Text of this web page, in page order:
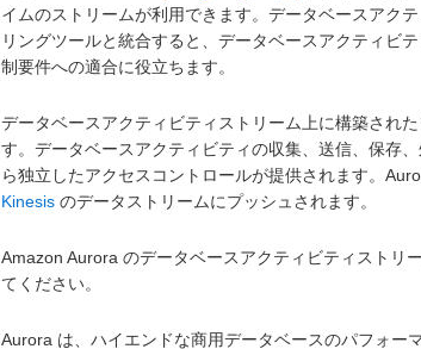
イムのストリームが利用できます。データベースアク
リングツールと統合すると、データベースアクティビ
制要件への適合に役立ちます。
データベースアクティビティストリーム上に構築され
す。データベースアクティビティの収集、送信、保存
ら独立したアクセスコントロールが提供されます。
Kinesis のデータストリームにプッシュされます。
Amazon Aurora のデータベースアクティビティストリ
てください。
Aurora は、ハイエンドな商用データベースのパフォー